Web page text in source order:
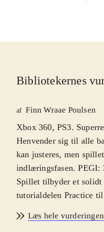
Bibliotekernes
af Finn Wraae Poulsen
Xbox 360, PS3.
Henvender sig til alle
kan justeres, men
indlæringsfasen. PEGI:
Spillet tilbyder et solidt
tutorialdelen Practice
forhandling af
Læs hele vurderingen